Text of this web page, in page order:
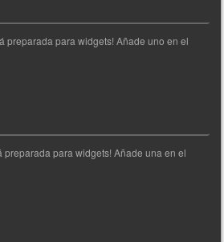
preparada para widgets! Añade uno en el
preparada para widgets! Añade una en el